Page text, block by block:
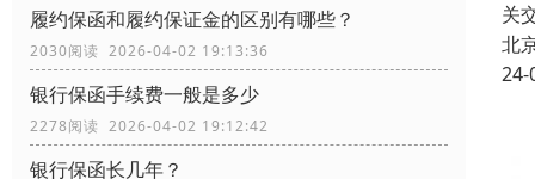
履约保函和履约保证金的区别有哪些？
2030阅读 2026-04-02 19:13:36
银行保函手续费一般是多少
2278阅读 2026-04-02 19:12:42
银行保函长几年？
关
北
24-